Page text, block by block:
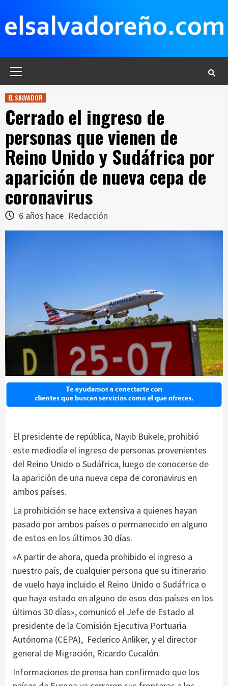
contenido
EL SALVADOR
Cerrado el ingreso de
personas que vienen de
Reino Unido y Sudáfrica por
aparición de nueva cepa de
coronavirus
6 años hace Redacción
El presidente de república, Nayib Bukele, prohibió
este mediodía el ingreso de personas provenientes
del Reino Unido o Sudáfrica, luego de conocerse de
la aparición de una nueva cepa de coronavirus en
ambos países.
La prohibición se hace extensiva a quienes hayan
pasado por ambos países o permanecido en alguno
de estos en los últimos 30 días.
«A partir de ahora, queda prohibido el ingreso a
nuestro país, de cualquier persona que su itinerario
de vuelo haya incluido el Reino Unido o Sudáfrica o
que haya estado en alguno de esos dos países en los
últimos 30 días», comunicó el Jefe de Estado al
presidente de la Comisión Ejecutiva Portuaria
Autónoma (CEPA), Federico Anliker, y el director
general de Migración, Ricardo Cucalón.
Informaciones de prensa han confirmado que los